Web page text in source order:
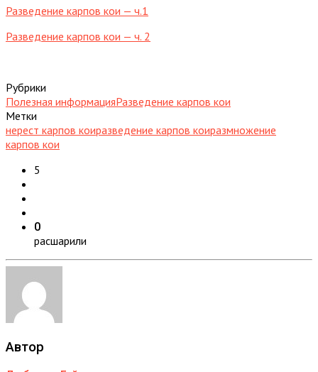
Разведение карпов кои — ч.1
Разведение карпов кои — ч. 2
Рубрики
Полезная информацияРазведение карпов кои
Метки
нерест карпов коиразведение карпов коиразмножение
карпов кои
5
0
расшарили
Автор